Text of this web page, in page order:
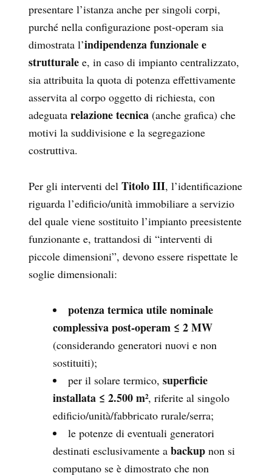
presentare l’istanza anche per singoli corpi,
purché nella configurazione post-operam sia
dimostrata l’indipendenza funzionale e
strutturale e, in caso di impianto centralizzato,
sia attribuita la quota di potenza effettivamente
asservita al corpo oggetto di richiesta, con
adeguata relazione tecnica (anche grafica) che
motivi la suddivisione e la segregazione
costruttiva.
Per gli interventi del Titolo III, l’identificazione
riguarda l’edificio/unità immobiliare a servizio
del quale viene sostituito l’impianto preesistente
funzionante e, trattandosi di “interventi di
piccole dimensioni”, devono essere rispettate le
soglie dimensionali:
potenza termica utile nominale
complessiva post-operam ≤ 2 MW
(considerando generatori nuovi e non
sostituiti);
per il solare termico, superficie
installata ≤ 2.500 m², riferite al singolo
edificio/unità/fabbricato rurale/serra;
le potenze di eventuali generatori
destinati esclusivamente a backup non si
computano se è dimostrato che non